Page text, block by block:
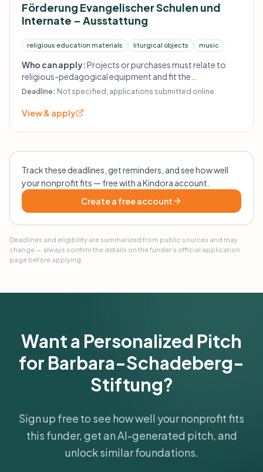
Förderung Evangelischer Schulen und
Internate – Ausstattung
religious education materials liturgical objects music
Who can apply:Projects or purchases must relate to
religious-pedagogical equipment and fit the
foundation's funding purpose.
Deadline: Not specified; applications submitted online.
View & apply
Track these deadlines, get reminders, and see how well
your nonprofit fits — free with a Kindora account.
Create a free account
Deadlines and eligibility are summarized from public sources and may
change — always confirm the details on the funder's official application
page before applying.
Want a Personalized Pitch
for Barbara-Schadeberg-
Stiftung?
Sign up free to see how well your nonprofit fits
this funder, get an AI-generated pitch, and
unlock similar foundations.